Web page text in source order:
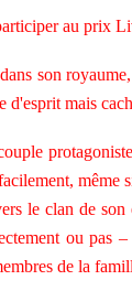
au prix
son
d'esprit mais
même
le clan de
ou pas
de la